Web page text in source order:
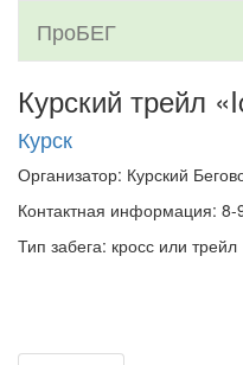
ПроБЕГ
Курский трейл
Курск
Организатор: Курский
Контактная информация:
Тип забега: кросс или трейл